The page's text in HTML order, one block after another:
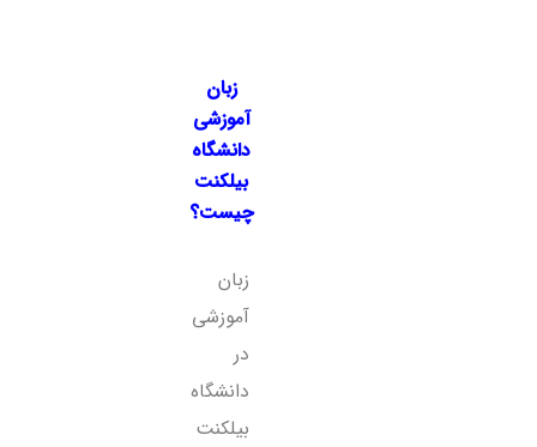
زبان
آموزشی
دانشگاه
بیلکنت
چیست؟
زبان
آموزشی
در
دانشگاه
بیلکنت